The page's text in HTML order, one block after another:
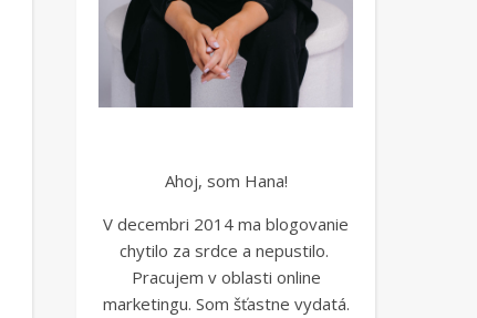
Ahoj, som Hana!
V decembri 2014 ma blogovanie
chytilo za srdce a nepustilo.
Pracujem v oblasti online
marketingu. Som šťastne vydatá.